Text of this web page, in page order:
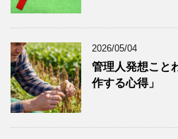
2026/05/04
管理人発想こと
作する心得」